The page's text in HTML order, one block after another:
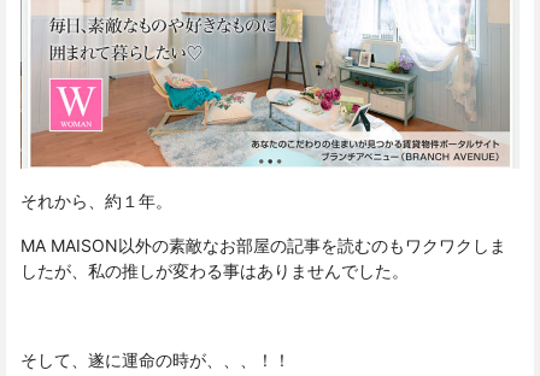
それから、約１年。
MA MAISON以外の素敵なお部屋の記事を読むのもワクワクしま
したが、私の推しが変わる事はありませんでした。
そして、遂に運命の時が、、、！！